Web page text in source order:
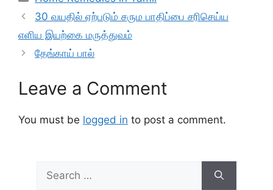
30 வயதில் ஏற்படும் சரும பாதிப்பை சரிசெய்ய
எளிய இயற்கை மருத்துவம்
தேங்காய் பால்
Leave a Comment
You must be logged in to post a comment.
Search
for: